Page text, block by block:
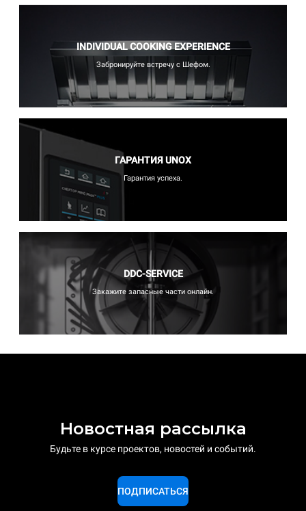
INDIVIDUAL COOKING EXPERIENCE
Забронируйте встречу с Шефом.
ГАРАНТИЯ UNOX
Гарантия успеха.
DDC-SERVICE
Закажите запасные части онлайн.
Новостная рассылка
Будьте в курсе проектов, новостей и событий.
ПОДПИСАТЬСЯ